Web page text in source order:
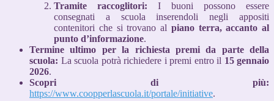
Tramite raccoglitori: I buoni possono essere
consegnati a scuola inserendoli negli appositi
contenitori che si trovano al piano terra, accanto al
punto d’informazione.
Termine ultimo per la richiesta premi da parte della
scuola: La scuola potrà richiedere i premi entro il 15 gennaio
2026.
Scopri di più:
https://www.coopperlascuola.it/portale/initiative.